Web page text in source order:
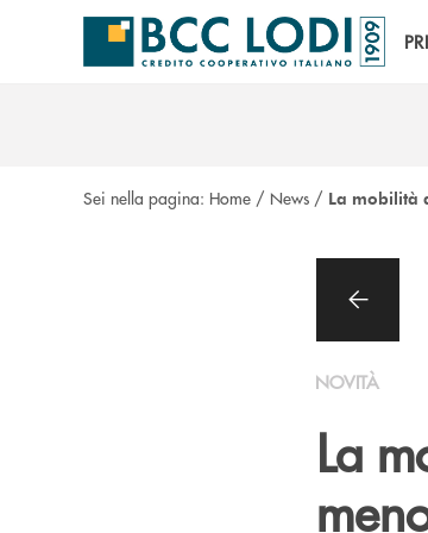
Salta al contenuto principale
Sei nella pagina: Home / News / La mobilità
NOVITÀ
La